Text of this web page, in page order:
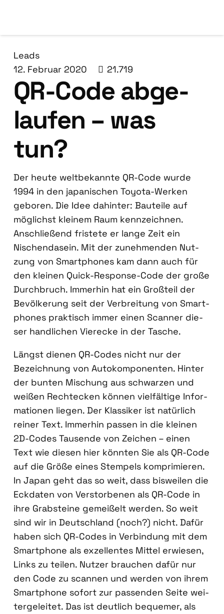
Leads
12. Februar 2020
21.719
QR-Code abge­
lau­fen – was
tun?
Der heu­te welt­be­kann­te QR-Code wur­de
1994 in den japa­ni­schen Toyo­ta-Wer­ken
gebo­ren. Die Idee dahin­ter: Bau­tei­le auf
mög­lichst klei­nem Raum kenn­zeich­nen.
Anschlie­ßend fris­te­te er lan­ge Zeit ein
Nischen­da­sein. Mit der zuneh­men­den Nut­
zung von Smart­phones kam dann auch für
den klei­nen Quick-Respon­se-Code der gro­ße
Durch­bruch. Immer­hin hat ein Groß­teil der
Bevöl­ke­rung seit der Ver­brei­tung von Smart­
phones prak­tisch immer einen Scan­ner die­
ser hand­li­chen Vier­ecke in der Tasche.
Längst die­nen QR-Codes nicht nur der
Bezeich­nung von Auto­kom­po­nen­ten. Hin­ter
der bun­ten Mischung aus schwar­zen und
wei­ßen Recht­ecken kön­nen viel­fäl­ti­ge Infor­
ma­tio­nen lie­gen. Der Klas­si­ker ist natür­lich
rei­ner Text. Immer­hin pas­sen in die klei­nen
2D-Codes Tau­sen­de von Zei­chen – einen
Text wie die­sen hier könn­ten Sie als QR-Code
auf die Grö­ße eines Stem­pels kom­pri­mie­ren.
In Japan geht das so weit, dass bis­wei­len die
Eck­da­ten von Ver­stor­be­nen als QR-Code in
ihre Grab­stei­ne gemei­ßelt wer­den. So weit
sind wir in Deutsch­land (noch?) nicht. Dafür
haben sich QR-Codes in Ver­bin­dung mit dem
Smart­phone als exzel­len­tes Mit­tel erwie­sen,
Links zu tei­len. Nut­zer brau­chen dafür nur
den Code zu scan­nen und wer­den von ihrem
Smart­phone sofort zur pas­sen­den Sei­te wei­
ter­ge­lei­tet. Das ist deut­lich beque­mer, als